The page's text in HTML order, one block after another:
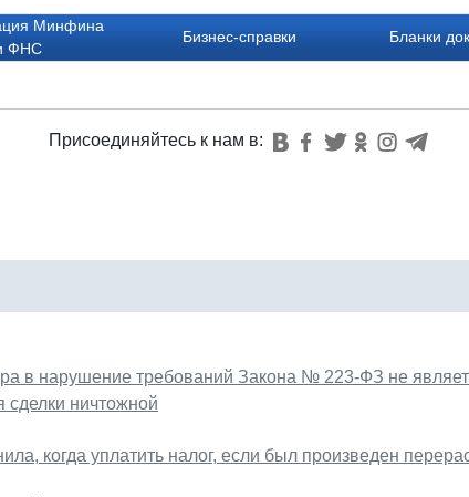
Минфина
ФНС
Бизнес-справки Бланки
Присоединяйтесь к нам в:
в нарушение требований Закона № 223-ФЗ не
сделки ничтожной
когда уплатить налог, если был произведен